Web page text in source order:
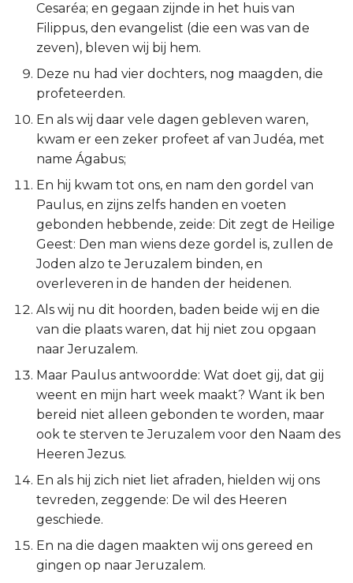
Psalmen
Spreuken
Hooglied
Jesaja
Jeremía
Klaagliederen
Ezechiël
Hoséa
Joël
Amos
Obadja
Micha
Cesaréa; en gegaan zijnde in het huis van
Filippus, den evangelist (die een was van de
zeven), bleven wij bij hem.
Deze nu had vier dochters, nog maagden, die
profeteerden.
En als wij daar vele dagen gebleven waren,
kwam er een zeker profeet af van Judéa, met
name Ágabus;
En hij kwam tot ons, en nam den gordel van
Paulus, en zijns zelfs handen en voeten
gebonden hebbende, zeide: Dit zegt de Heilige
Geest: Den man wiens deze gordel is, zullen de
Joden alzo te Jeruzalem binden, en
overleveren in de handen der heidenen.
Als wij nu dit hoorden, baden beide wij en die
van die plaats waren, dat hij niet zou opgaan
naar Jeruzalem.
Maar Paulus antwoordde: Wat doet gij, dat gij
weent en mijn hart week maakt? Want ik ben
bereid niet alleen gebonden te worden, maar
ook te sterven te Jeruzalem voor den Naam des
Heeren Jezus.
En als hij zich niet liet afraden, hielden wij ons
tevreden, zeggende: De wil des Heeren
geschiede.
En na die dagen maakten wij ons gereed en
gingen op naar Jeruzalem.